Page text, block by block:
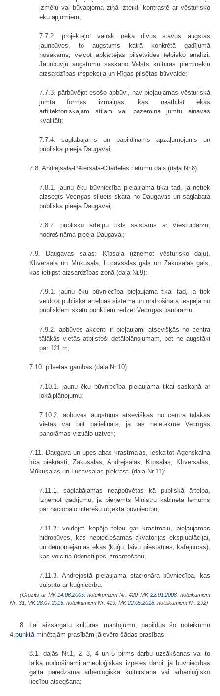
izmēru vai būvapjoma ziņā izteikti kontrastē ar vēsturisko
ēku apjomiem;
7.7.2. projektējot vairāk nekā divus stāvus augstas
jaunbūves, to augstums katrā konkrētā gadījumā
nosakāms, veicot apkārtējās pilsētvides telpisko analīzi.
Jaunbūvju augstumu saskaņo Valsts kultūras pieminekļu
aizsardzības inspekcija un Rīgas pilsētas būvvalde;
7.7.3. pārbūvējot esošo apbūvi, nav pieļaujamas vēsturiskā
jumta formas izmaiņas, kas neatbilst ēkas
arhitektoniskajam stilam vai pazemina jumtu ainavas
kvalitāti;
7.7.4. saglabājams un papildināms apzaļumojums un
publiska pieeja Daugavai;
7.8. Andrejsala-Pētersala-Citadeles rietumu daļa (daļa Nr.8):
7.8.1. jaunu ēku būvniecība pieļaujama tikai tad, ja netiek
aizsegts Vecrīgas siluets skatā no Daugavas un saglabāta
publiska pieeja Daugavai;
7.8.2. publisko ārtelpu tīkls saistāms ar Viesturdārzu,
nodrošināma pieeja Daugavai;
7.9. Daugavas salas: Ķīpsala (izņemot vēsturisko daļu),
Klīversala un Mūkusala, Lucavsalas gals un Zaķusalas gals,
kas ietilpst aizsardzības zonā (daļa Nr.9):
7.9.1. jaunu ēku būvniecība pieļaujama tikai tad, ja tiek
veidota publiska ārtelpas sistēma un nodrošināta iespēja no
publiskiem skatu punktiem redzēt Vecrīgas panorāmu;
7.9.2. apbūves akcenti ir pieļaujami atsevišķās no centra
tālākās vietās atbilstoši detālplānojumam, bet ne augstāki
par 121 m;
7.10. pilsētas ganības (daļa Nr.10):
7.10.1. jaunu ēku būvniecība pieļaujama tikai saskaņā ar
lokālplānojumu;
7.10.2. apbūves augstums atsevišķās no centra tālākās
vietās var būt palielināts, ja tas neietekmē Vecrīgas
panorāmas vizuālo uztveri;
7.11. Daugava un upes abas krastmalas, ieskaitot Āgenskalna
līča piekrasti, Zaķusalas, Andrejsalas, Ķīpsalas, Klīversalas,
Mūkusalas un Lucavsalas piekrasti (daļa Nr.11):
7.11.1. saglabājamas neapbūvētas kā publiskā ārtelpa,
izņemot gadījumu, ja pieņemts Ministru kabineta lēmums
par nacionālo interešu objekta būvniecību;
7.11.2. veidojot kopējo telpu gar krastmalu, pieļaujamas
hidrobūves, kas nepieciešamas akvatorijas ekspluatācijai,
un demontējamas ēkas (kuģu, laivu piestātnes, kafejnīcas),
kas veicina ūdenstilpes izmantošanu;
7.11.3. Andrejostā pieļaujama stacionāra būvniecība, kas
saistīta ar kuģniecību.
(Grozīts ar MK 14.06.2005. noteikumiem Nr. 420; MK22.01.2008. noteikumiem
Nr. 31; MK28.07.2015. noteikumiem Nr. 419; MK22.05.2018. noteikumiem Nr. 292)
8. Lai aizsargātu kultūras mantojumu, papildus šo noteikumu
4.punktā minētajām prasībām jāievēro šādas prasības:
8.1. daļās Nr.1, 2, 3, 4 un 5 pirms darbu uzsākšanas vai to
laikā nodrošināmi arheoloģiskās izpētes darbi, ja būvniecības
gaitā paredzama arheoloģiskā kultūrslāņa vai arheoloģisko
liecību atsegšana;